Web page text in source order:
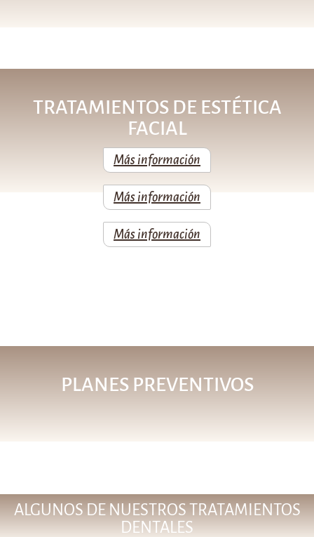
TRATAMIENTOS DE ESTÉTICA
FACIAL
Más información
Más información
Más información
PLANES PREVENTIVOS
ALGUNOS DE NUESTROS TRATAMIENTOS
DENTALES